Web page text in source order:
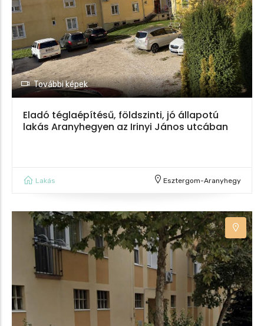
További képek
Eladó téglaépítésű, földszinti, jó állapotú
lakás Aranyhegyen az Irinyi János utcában
Lakás Esztergom-Aranyhegy